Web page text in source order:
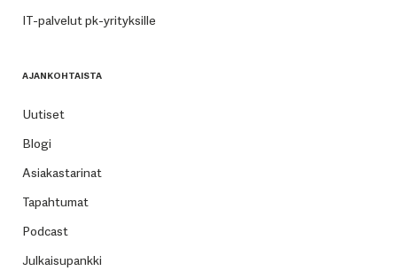
IT-palvelut pk-yrityksille
AJANKOHTAISTA
Uutiset
Blogi
Asiakastarinat
Tapahtumat
Podcast
Julkaisupankki